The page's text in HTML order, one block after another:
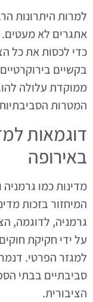
למרות היתרונות
אתגרים לא
כדי לכסות את כל
בקשיים
ממוקדת עלולה
המטרות
דוגמאות
באירופה
מדינות כמו
המיחזור בזכות
גרמניה, לדוגמה,
על ידי חקיקת
למגזר הפרטי.
סביבתיים בבתי
הציבורית.